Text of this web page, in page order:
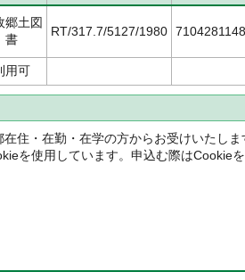
郷土図
書
RT/317.7/5127/1980 7104281148
用可
在住・在勤・在学の方からお受けいたしま
を使用しています。申込む際はCookie